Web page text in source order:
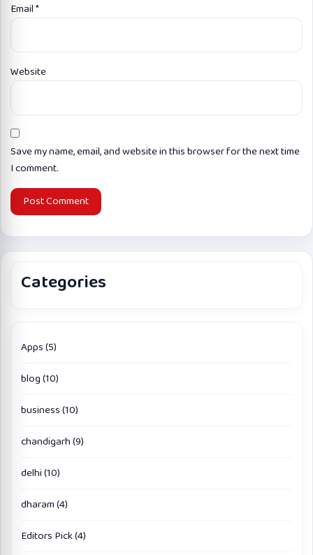
Email*
Website
Save my name, email, and website in this browser for the next time
I comment.
Categories
Apps(5)
blog(10)
business(10)
chandigarh(9)
delhi(10)
dharam(4)
Editors Pick(4)